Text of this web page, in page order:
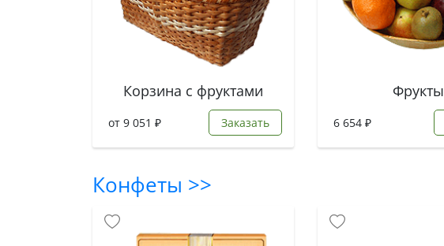
Корзина с фруктами
от 9 051 ₽ Заказать
Фрукты
6 654 ₽
Конфеты >>